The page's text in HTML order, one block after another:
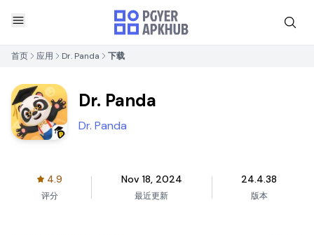
首页 应用 Dr. Panda 下载
Dr. Panda
Dr. Panda
4.9
评分
Nov 18, 2024
最近更新
24.4.38
版本